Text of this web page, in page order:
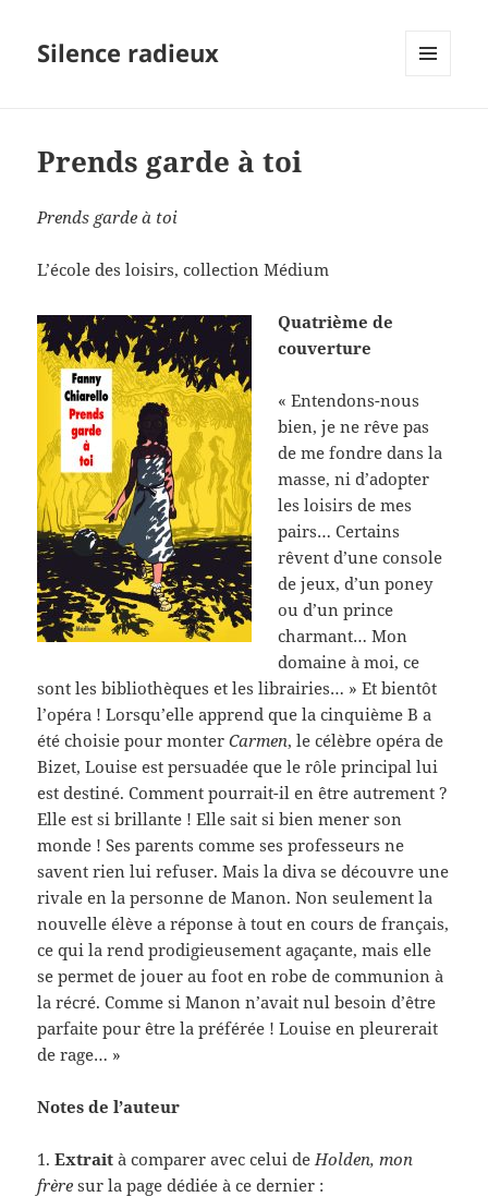
Silence radieux
Prends garde à toi
Prends garde à toi
L’école des loisirs, collection Médium
Quatrième de
couverture
« Entendons-nous
bien, je ne rêve pas
de me fondre dans la
masse, ni d’adopter
les loisirs de mes
pairs… Certains
rêvent d’une console
de jeux, d’un poney
ou d’un prince
charmant… Mon
domaine à moi, ce
sont les bibliothèques et les librairies… » Et bientôt
l’opéra ! Lorsqu’elle apprend que la cinquième B a
été choisie pour monterCarmen, le célèbre opéra de
Bizet, Louise est persuadée que le rôle principal lui
est destiné. Comment pourrait-il en être autrement ?
Elle est si brillante ! Elle sait si bien mener son
monde ! Ses parents comme ses professeurs ne
savent rien lui refuser. Mais la diva se découvre une
rivale en la personne de Manon. Non seulement la
nouvelle élève a réponse à tout en cours de français,
ce qui la rend prodigieusement agaçante, mais elle
se permet de jouer au foot en robe de communion à
la récré. Comme si Manon n’avait nul besoin d’être
parfaite pour être la préférée ! Louise en pleurerait
de rage… »
Notes de l’auteur
1.Extrait à comparer avec celui deHolden, mon
frère sur la page dédiée à ce dernier :